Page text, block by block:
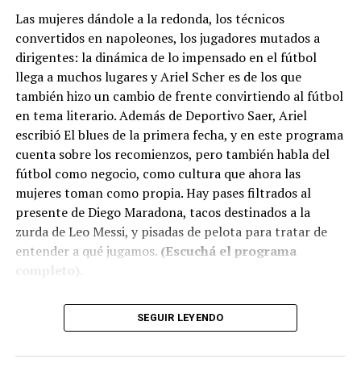
Las mujeres dándole a la redonda, los técnicos
convertidos en napoleones, los jugadores mutados a
dirigentes: la dinámica de lo impensado en el fútbol
llega a muchos lugares y Ariel Scher es de los que
también hizo un cambio de frente convirtiendo al fútbol
en tema literario. Además de Deportivo Saer, Ariel
escribió El blues de la primera fecha, y en este programa
cuenta sobre los recomienzos, pero también habla del
fútbol como negocio, como cultura que ahora las
mujeres toman como propia. Hay pases filtrados al
presente de Diego Maradona, tacos destinados a la
zurda de Leo Messi, y pisadas de pelota para tratar de
entender a qué jugamos. (Escuchá el programa
Descargar los archivos de audio:Bloque 1/Bloque 2
Descargar el programa
SEGUIR LEYENDO